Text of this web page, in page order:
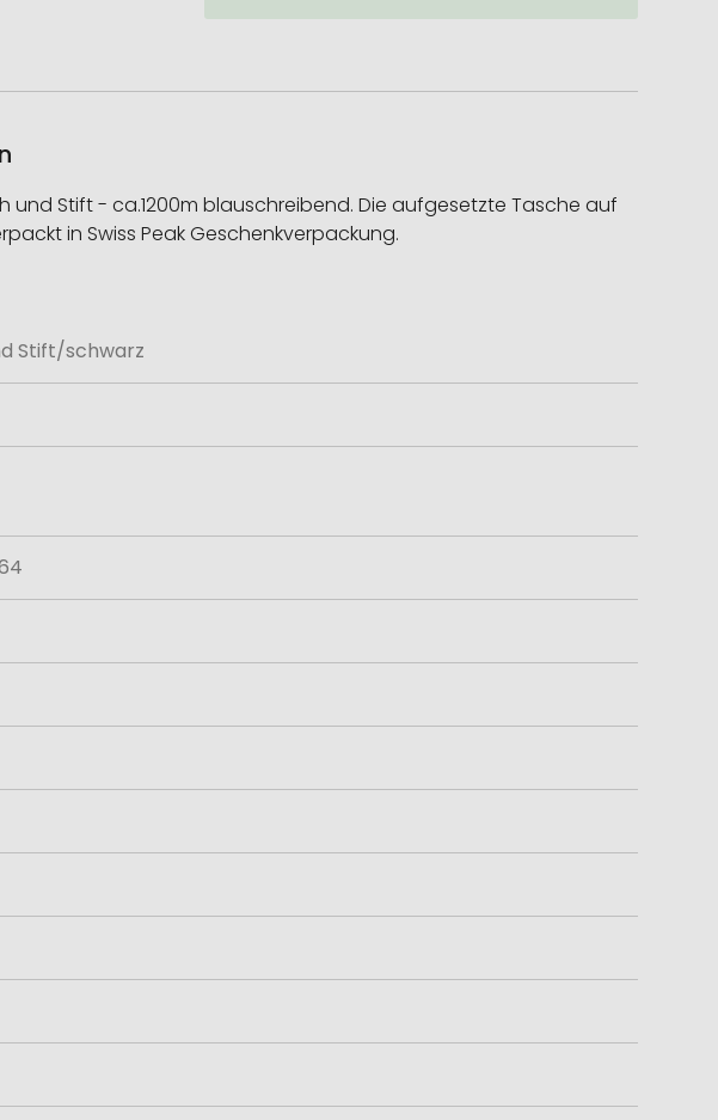
und Stift - ca.1200m blauschreibend. Die aufgesetzte Tasche auf
in Swiss Peak Geschenkverpackung.
Stift/schwarz